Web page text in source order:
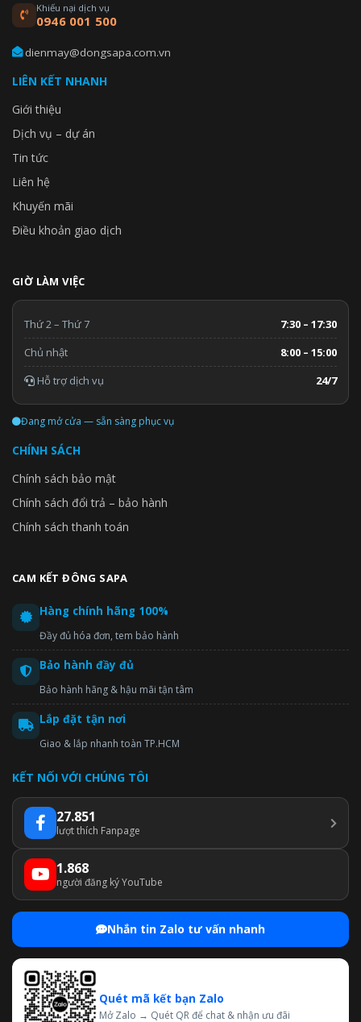
Khiếu nại dịch vụ
0946 001 500
dienmay@dongsapa.com.vn
LIÊN KẾT NHANH
Giới thiệu
Dịch vụ – dự án
Tin tức
Liên hệ
Khuyến mãi
Điều khoản giao dịch
GIỜ LÀM VIỆC
Thứ 2 – Thứ 7
7:30 – 17:30
Chủ nhật
8:00 – 15:00
Hỗ trợ dịch vụ
24/7
Đang mở cửa — sẵn sàng phục vụ
CHÍNH SÁCH
Chính sách bảo mật
Chính sách đổi trả – bảo hành
Chính sách thanh toán
CAM KẾT ĐÔNG SAPA
Hàng chính hãng 100%
Đầy đủ hóa đơn, tem bảo hành
Bảo hành đầy đủ
Bảo hành hãng & hậu mãi tận tâm
Lắp đặt tận nơi
Giao & lắp nhanh toàn TP.HCM
KẾT NỐI VỚI CHÚNG TÔI
27.851
lượt thích Fanpage
1.868
người đăng ký YouTube
Nhắn tin Zalo tư vấn nhanh
Quét mã kết bạn Zalo
Mở Zalo → Quét QR để chat & nhận ưu đãi